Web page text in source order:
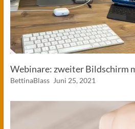
Webinare: zweiter Bildschirm
BettinaBlass Juni 25, 2021